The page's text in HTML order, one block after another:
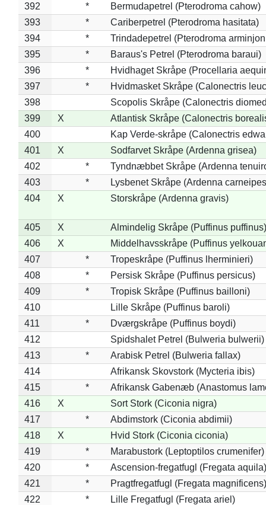
392
*
Bermudapetrel (Pterodroma cahow)
393
*
Cariberpetrel (Pterodroma hasitata)
394
*
Trindadepetrel (Pterodroma
395
*
Baraus's Petrel (Pterodroma baraui)
396
*
Hvidhaget Skråpe (Procellaria
397
*
Hvidmasket Skråpe (Calonectris
398
Scopolis Skråpe (Calonectris
399
X
Atlantisk Skråpe (Calonectris
400
Kap Verde-skråpe (Calonectris
401
X
Sodfarvet Skråpe (Ardenna grisea)
402
*
Tyndnæbbet Skråpe (Ardenna
403
*
Lysbenet Skråpe (Ardenna
404
X Storskråpe (Ardenna gravis)
405 X
Almindelig Skråpe (Puffinus puffinus)
406
X
Middelhavsskråpe (Puffinus
407
*
Tropeskråpe (Puffinus lherminieri)
408
*
Persisk Skråpe (Puffinus persicus)
409
*
Tropisk Skråpe (Puffinus bailloni)
410
Lille Skråpe (Puffinus baroli)
411
*
Dværgskråpe (Puffinus boydi)
412
Spidshalet Petrel (Bulweria bulwerii)
413
*
Arabisk Petrel (Bulweria fallax)
414
Afrikansk Skovstork (Mycteria ibis)
415
*
Afrikansk Gabenæb (Anastomus
416
X
Sort Stork (Ciconia nigra)
417
*
Abdimstork (Ciconia abdimii)
418
X
Hvid Stork (Ciconia ciconia)
419
*
Marabustork (Leptoptilos crumenifer)
420
*
Ascension-fregatfugl (Fregata aquila)
421
*
Pragtfregatfugl (Fregata magnificens)
422
*
Lille Fregatfugl (Fregata ariel)